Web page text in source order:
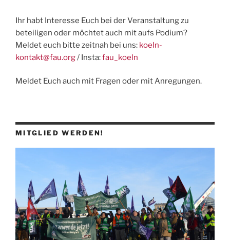
Ihr habt Interesse Euch bei der Veranstaltung zu
beteiligen oder möchtet auch mit aufs Podium?
Meldet euch bitte zeitnah bei uns: koeln-
kontakt@fau.org/ Insta:fau_koeln
Meldet Euch auch mit Fragen oder mit Anregungen.
MITGLIED WERDEN!